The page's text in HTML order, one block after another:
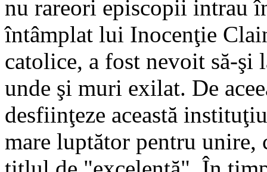
nu rareori episcopii intrau
întâmplat lui Inocenţie
catolice, a fost nevoit să-şi
unde şi muri exilat. De
desfiinţeze această
mare luptător pentru unire,